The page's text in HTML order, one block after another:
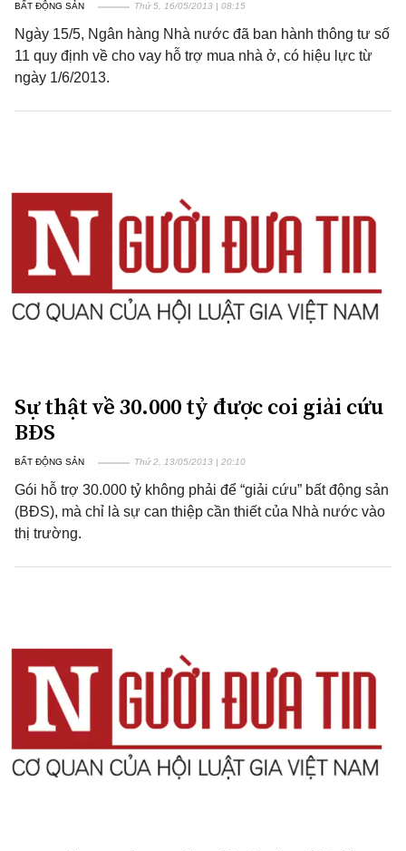
BẤT ĐỘNG SẢN Thứ 5, 16/05/2013 | 08:15
Ngày 15/5, Ngân hàng Nhà nước đã ban hành thông tư số
11 quy định về cho vay hỗ trợ mua nhà ở, có hiệu lực từ
ngày 1/6/2013.
Sự thật về 30.000 tỷ được coi giải cứu
BĐS
BẤT ĐỘNG SẢN Thứ 2, 13/05/2013 | 20:10
Gói hỗ trợ 30.000 tỷ không phải để “giải cứu” bất động sản
(BĐS), mà chỉ là sự can thiệp cần thiết của Nhà nước vào
thị trường.